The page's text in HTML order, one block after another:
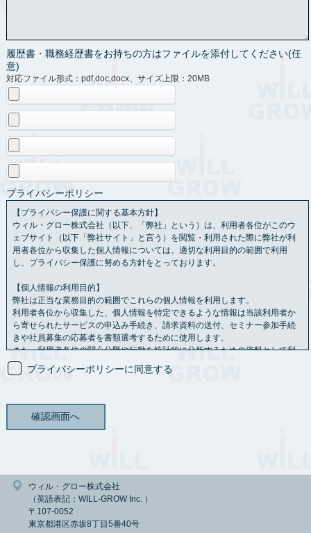
履歴書・職務経歴書をお持ちの方はファイルを添付してください(任
意)
対応ファイル形式：pdf,doc,docx、サイズ上限：20MB
プライバシーポリシー
【プライバシー保護に関する基本方針】
ウィル・グロー株式会社（以下、「弊社」という）は、利用者各位がこのウ
ェブサイト（以下「弊社サイト」と言う）を閲覧・利用された際に弊社が利
用者各位から収集した個人情報については、適切な利用目的の範囲で利用
し、プライバシー保護に努める方針をとっております。
【個人情報の利用目的】
弊社は正当な業務目的の範囲でこれらの個人情報を利用します。
利用者各位から収集した、個人情報を特定できるような情報は当該利用者か
ら寄せられたサービスの申込み手続き、請求資料の送付、セミナー参加手続
きや社員募集の応募者を書類選考するために使用します。
また、利用者各位の関心分野や行動を統計的に分析するための資料として利
用させていただく場合もあります。
ただし、法令に基づく等の正当な理由がある場合は、この限りではありませ
定めることを原則とし、一定の保存期間を経過した後または利用の目的を達
成した後は、すみやかに消去します。
ただし、法令の規定に基づき、保存しなければならないとき、利用者御本人
の同意があるときまたは当該個人情報を消去しないことについて正当な理由
があるときは、保存期間経過後又は利用目的達成後においても当該個人情報
プライバシーポリシーに同意する
ウィル・グロー株式会社
（英語表記：WILL-GROW Inc. ）
〒107-0052
東京都港区赤坂8丁目5番40号